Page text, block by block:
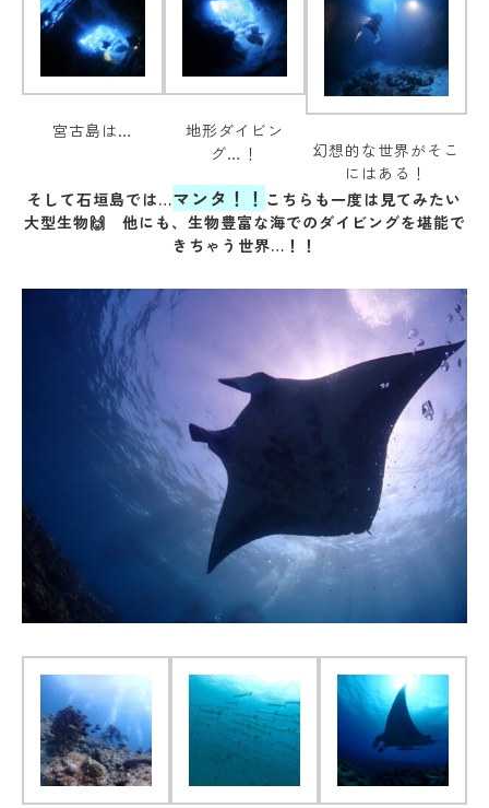
宮古島は…
地形ダイビン
グ…！
幻想的な世界がそこ
にはある！
そして石垣島では…マンタ！！ こちらも一度は見てみたい
大型生物🙌 他にも、生物豊富な海でのダイビングを堪能で
きちゃう世界…！！